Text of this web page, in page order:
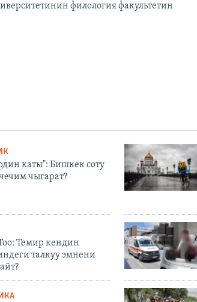
филология факультетин
каты": Бишкек соту
чыгарат?
Темир кендин
талкуу эмнени